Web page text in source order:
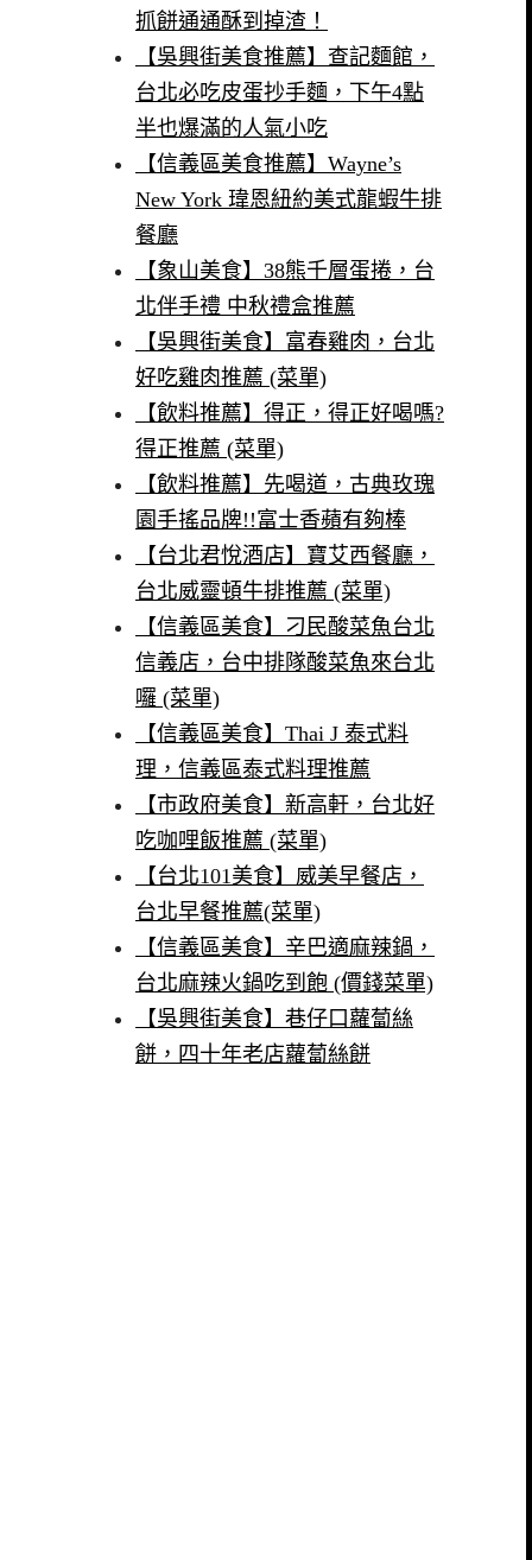
抓餅通通酥到掉渣！
【吳興街美食推薦】查記麵館，
台北必吃皮蛋抄手麵，下午4點
半也爆滿的人氣小吃
【信義區美食推薦】Wayne’s
New York 瑋恩紐約美式龍蝦牛排
餐廳
【象山美食】38熊千層蛋捲，台
北伴手禮 中秋禮盒推薦
【吳興街美食】富春雞肉，台北
好吃雞肉推薦 (菜單)
【飲料推薦】得正，得正好喝嗎?
得正推薦 (菜單)
【飲料推薦】先喝道，古典玫瑰
園手搖品牌!!富士香蘋有夠棒
【台北君悅酒店】寶艾西餐廳，
台北威靈頓牛排推薦 (菜單)
【信義區美食】刁民酸菜魚台北
信義店，台中排隊酸菜魚來台北
囉 (菜單)
【信義區美食】Thai J 泰式料
理，信義區泰式料理推薦
【市政府美食】新高軒，台北好
吃咖哩飯推薦 (菜單)
【台北101美食】威美早餐店，
台北早餐推薦(菜單)
【信義區美食】辛巴適麻辣鍋，
台北麻辣火鍋吃到飽 (價錢菜單)
【吳興街美食】巷仔口蘿蔔絲
餅，四十年老店蘿蔔絲餅